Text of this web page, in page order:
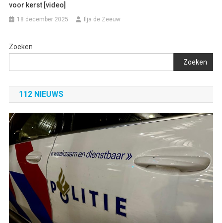
voor kerst [video]
18 december 2025 Ilja de Zeeuw
Zoeken
Zoeken
112 NIEUWS